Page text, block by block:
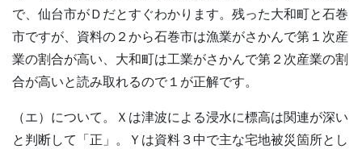
で、仙台市がＤだとすぐわかります。残った大和町と石巻
市ですが、資料の２から石巻市は漁業がさかんで第１次産
業の割合が高い、大和町は工業がさかんで第２次産業の割
合が高いと読み取れるので１が正解です。
（エ）について。Ｘは津波による浸水に標高は関連が深い
と判断して「正」。Ｙは資料３中で主な宅地被災箇所とし